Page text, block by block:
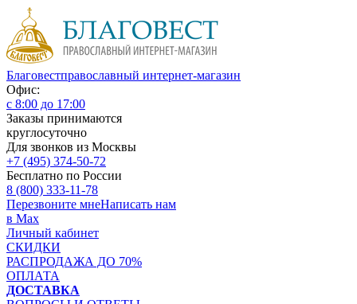
Благовестправославный интернет-магазин
Офис:
с 8:00 до 17:00
Заказы принимаются
круглосуточно
Для звонков из Москвы
+7 (495) 374-50-72
Бесплатно по России
8 (800) 333-11-78
Перезвоните мнеНаписать нам
в Max
Личный кабинет
СКИДКИ
РАСПРОДАЖА ДО 70%
ОПЛАТА
ДОСТАВКА